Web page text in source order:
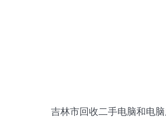
吉林市回收二手电脑和电